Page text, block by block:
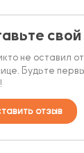
не оставил
Будьте
отзыв